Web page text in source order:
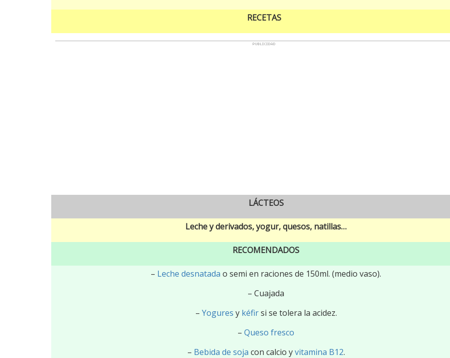
RECETAS
LÁCTEOS
Leche y derivados, yogur, quesos, natillas…
RECOMENDADOS
– Leche desnatada o semi en raciones de 150ml. (medio vaso).
– Cuajada
– Yogures y kéfirsi se tolera la acidez.
– Queso fresco
– Bebida de soja con calcio yvitamina B12.